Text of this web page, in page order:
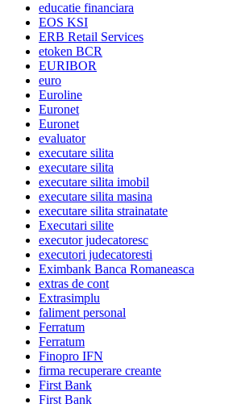
educatie financiara
EOS KSI
ERB Retail Services
etoken BCR
EURIBOR
euro
Euroline
Euronet
Euronet
evaluator
executare silita
executare silita
executare silita imobil
executare silita masina
executare silita strainatate
Executari silite
executor judecatoresc
executori judecatoresti
Eximbank Banca Romaneasca
extras de cont
Extrasimplu
faliment personal
Ferratum
Ferratum
Finopro IFN
firma recuperare creante
First Bank
First Bank